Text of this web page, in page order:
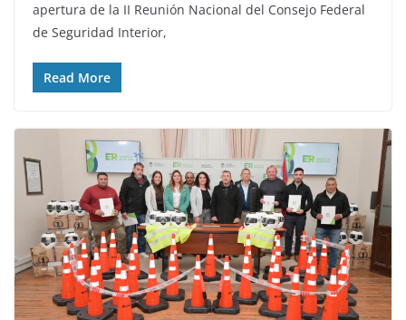
apertura de la II Reunión Nacional del Consejo Federal
de Seguridad Interior,
Read More